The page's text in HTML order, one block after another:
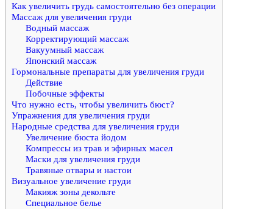
Как увеличить грудь самостоятельно без операции
Массаж для увеличения груди
Водный массаж
Корректирующий массаж
Вакуумный массаж
Японский массаж
Гормональные препараты для увеличения груди
Действие
Побочные эффекты
Что нужно есть, чтобы увеличить бюст?
Упражнения для увеличения груди
Народные средства для увеличения груди
Увеличение бюста йодом
Компрессы из трав и эфирных масел
Маски для увеличения груди
Травяные отвары и настои
Визуальное увеличение груди
Макияж зоны декольте
Специальное белье